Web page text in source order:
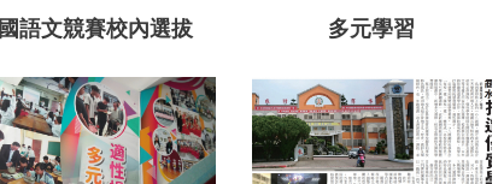
國語文競賽校內選拔 多元學習